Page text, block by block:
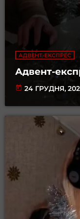
АДВЕНТ-ЕКСПРЕС
Адвент-
today 24 ГРУДНЯ,